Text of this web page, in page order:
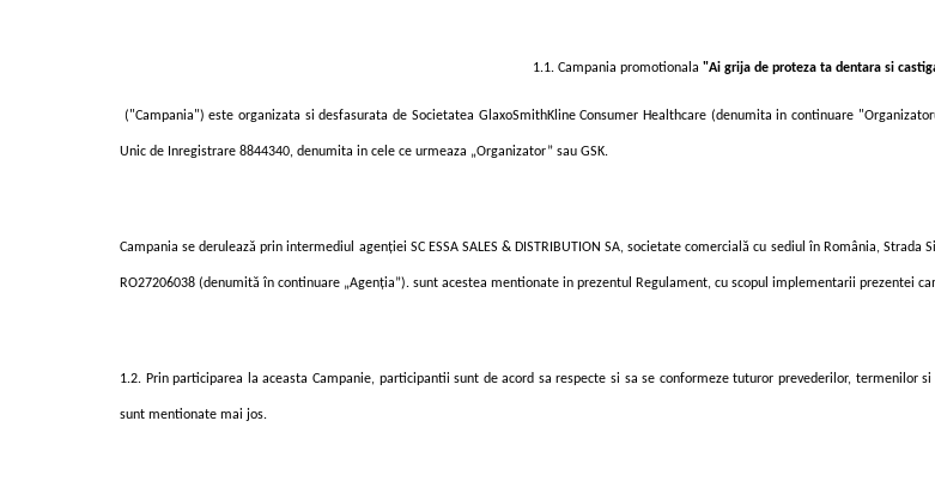
1.1. Campania promotionala "Ai grija de proteza ta dentara si
("Campania") este organizata si desfasurata de Societatea GlaxoSmithKline Consumer Healthcare (denumita in continuare
Unic de Inregistrare 8844340, denumita in cele ce urmeaza „Organizator” sau GSK.
Campania se derulează prin intermediul agenţiei SC ESSA SALES & DISTRIBUTION SA, societate comercială cu sediul în România,
RO27206038 (denumită în continuare „Agenţia”). sunt acestea mentionate in prezentul Regulament, cu scopul implementarii prezentei
1.2. Prin participarea la aceasta Campanie, participantii sunt de acord sa respecte si sa se conformeze tuturor prevederilor,
sunt mentionate mai jos.